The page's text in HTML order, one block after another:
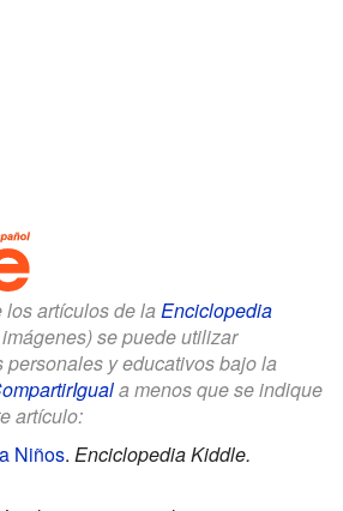
los artículos de la Enciclopedia
se puede utilizar
y educativos bajo la
a menos que se indique
artículo:
Niños. Enciclopedia Kiddle.